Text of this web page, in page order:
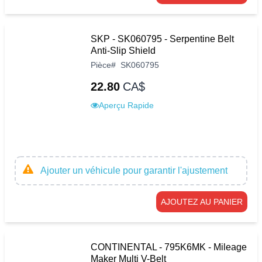
SKP - SK060795 - Serpentine Belt
Anti-Slip Shield
Pièce# SK060795
22.80 CA$
Aperçu Rapide
Ajouter un véhicule pour garantir l'ajustement
AJOUTEZ AU PANIER
CONTINENTAL - 795K6MK - Mileage
Maker Multi V-Belt